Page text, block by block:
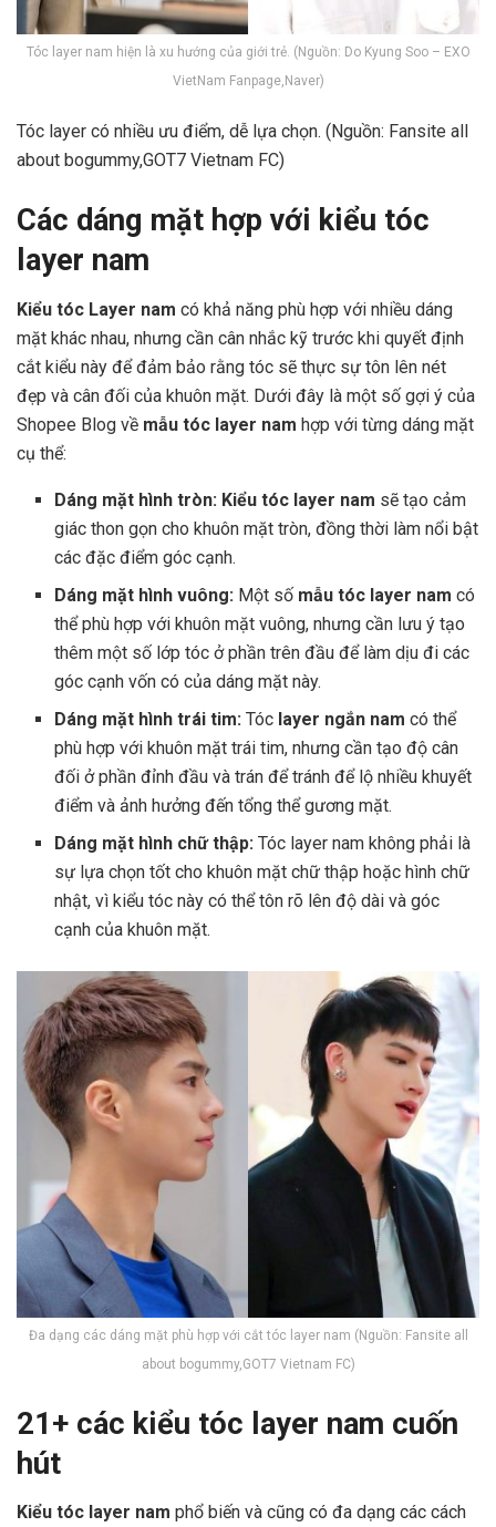
Tóc layer nam hiện là xu hướng của giới trẻ. (Nguồn: Do Kyung Soo – EXO
VietNam Fanpage,Naver)
Tóc layer có nhiều ưu điểm, dễ lựa chọn. (Nguồn: Fansite all
about bogummy,GOT7 Vietnam FC)
Các dáng mặt hợp với kiểu tóc
layer nam
Kiểu tóc Layer nam có khả năng phù hợp với nhiều dáng
mặt khác nhau, nhưng cần cân nhắc kỹ trước khi quyết định
cắt kiểu này để đảm bảo rằng tóc sẽ thực sự tôn lên nét
đẹp và cân đối của khuôn mặt. Dưới đây là một số gợi ý của
Shopee Blog về mẫu tóc layer nam hợp với từng dáng mặt
cụ thể:
Dáng mặt hình tròn: Kiểu tóc layer nam sẽ tạo cảm
giác thon gọn cho khuôn mặt tròn, đồng thời làm nổi bật
các đặc điểm góc cạnh.
Dáng mặt hình vuông: Một số mẫu tóc layer nam có
thể phù hợp với khuôn mặt vuông, nhưng cần lưu ý tạo
thêm một số lớp tóc ở phần trên đầu để làm dịu đi các
góc cạnh vốn có của dáng mặt này.
Dáng mặt hình trái tim:Tóc layer ngắn nam có thể
phù hợp với khuôn mặt trái tim, nhưng cần tạo độ cân
đối ở phần đỉnh đầu và trán để tránh để lộ nhiều khuyết
điểm và ảnh hưởng đến tổng thể gương mặt.
Dáng mặt hình chữ thập:Tóc layer nam không phải là
sự lựa chọn tốt cho khuôn mặt chữ thập hoặc hình chữ
nhật, vì kiểu tóc này có thể tôn rõ lên độ dài và góc
cạnh của khuôn mặt.
Đa dạng các dáng mặt phù hợp với cắt tóc layer nam (Nguồn: Fansite all
about bogummy,GOT7 Vietnam FC)
21+ các kiểu tóc layer nam cuốn
hút
Kiểu tóc layer nam phổ biến và cũng có đa dạng các cách